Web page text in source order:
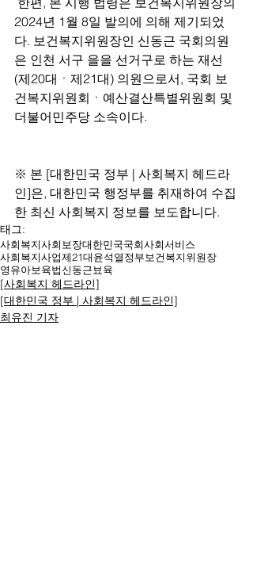
2024년 1월 8일 발의에 의해 제기되었
다. 보건복지위원장인 신동근 국회의원
은 인천 서구 을을 선거구로 하는 재선
(제20대ㆍ제21대) 의원으로서, 국회 보
건복지위원회ㆍ예산결산특별위원회 및
더불어민주당 소속이다.
※ 본 [대한민국 정부 | 사회복지 헤드라
인]은, 대한민국 행정부를 취재하여 수집
한 최신 사회복지 정보를 보도합니다.
태그:
사회복지사회보장대한민국국회사회서비스
사회복지사업제21대윤석열정부보건복지위원장
영유아보육법신동근뵤육
[사회복지 헤드라인]
[대한민국 정부 | 사회복지 헤드라인]
최유진 기자